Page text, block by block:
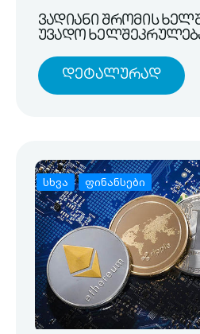
ვადიანი შრომის
უვადო
Დეტალურად
სხვა ფინანსები